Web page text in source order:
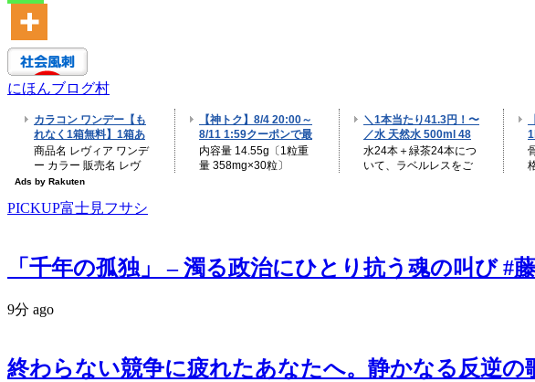
にほんブログ村
PICKUP富士見フサシ
「千年の孤独」 – 濁る政治にひとり抗う魂の叫び #
9分 ago
終わらない競争に疲れたあなたへ。静かなる反逆の